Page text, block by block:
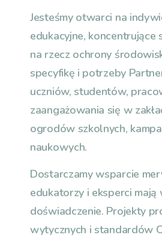
Jesteśmy otwarci na
edukacyjne, koncentrujące
na rzecz ochrony
specyfikę i potrzeby
uczniów, studentów,
zaangażowania się w
ogrodów szkolnych,
naukowych.
Dostarczamy wsparcie
edukatorzy i eksperci
doświadczenie. Projekty
wytycznych i standardów